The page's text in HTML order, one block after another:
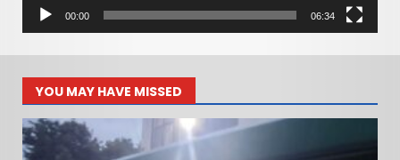
00:00 06:34
YOU MAY HAVE MISSED